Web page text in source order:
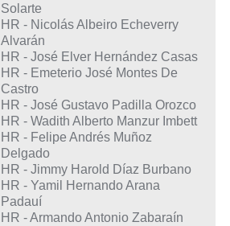
Solarte
HR - Nicolás Albeiro Echeverry
Alvarán
HR - José Elver Hernández Casas
HR - Emeterio José Montes De
Castro
HR - José Gustavo Padilla Orozco
HR - Wadith Alberto Manzur Imbett
HR - Felipe Andrés Muñoz
Delgado
HR - Jimmy Harold Díaz Burbano
HR - Yamil Hernando Arana
Padauí
HR - Armando Antonio Zabaraín